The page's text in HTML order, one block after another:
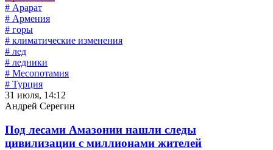
# Арарат
# Армения
# горы
# климатические изменения
# лед
# ледники
# Месопотамия
# Турция
31 июля, 14:12
Андрей Серегин
Под лесами Амазонии нашли следы
цивилизации с миллионами жителей